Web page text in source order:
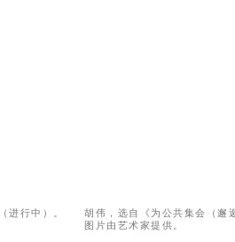
进行中）。
胡伟，选自《为公共集会（邂
图片由艺术家提供。